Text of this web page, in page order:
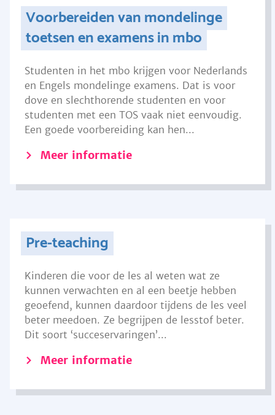
Voorbereiden van mondelinge
toetsen en examens in mbo
Studenten in het mbo krijgen voor Nederlands
en Engels mondelinge examens. Dat is voor
dove en slechthorende studenten en voor
studenten met een TOS vaak niet eenvoudig.
Een goede voorbereiding kan hen...
Meer informatie
Pre-teaching
Kinderen die voor de les al weten wat ze
kunnen verwachten en al een beetje hebben
geoefend, kunnen daardoor tijdens de les veel
beter meedoen. Ze begrijpen de lesstof beter.
Dit soort ‘succeservaringen’...
Meer informatie